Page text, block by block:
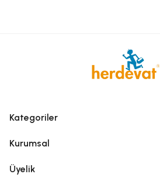
Kategoriler
Kurumsal
Üyelik